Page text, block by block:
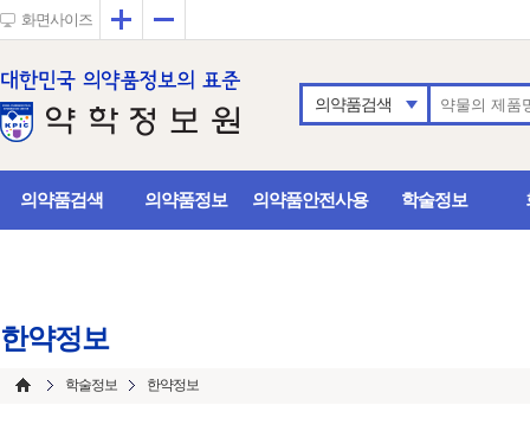
화면사이즈 확대
의약품검색
의약품검색 의약품정보 의약품안전사용 학술정보
한약정보
학술정보 한약정보